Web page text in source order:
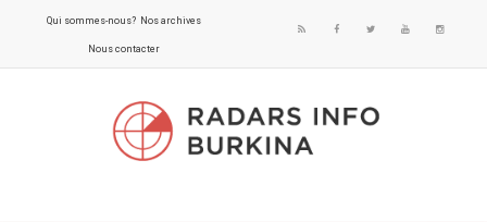
Qui sommes-nous? Nos archives
Nous contacter